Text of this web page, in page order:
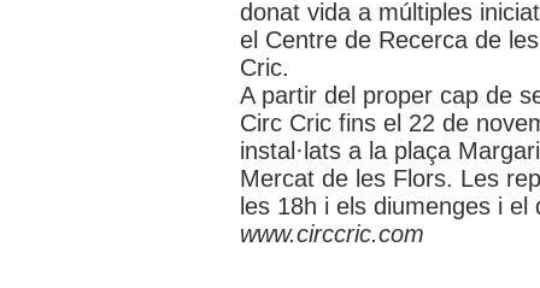
donat vida a múltiples
el Centre de Recerca de
Cric.
A partir del proper cap de
Circ Cric fins el 22 de
instal·lats a la plaça
Mercat de les Flors. Les
les 18h i els diumenges i
www.circcric.com